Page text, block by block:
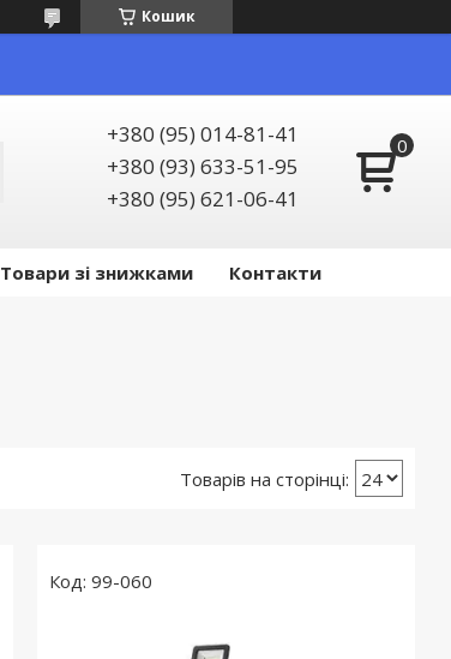
Кошик
+380 (95) 014-81-41
+380 (93) 633-51-95
+380 (95) 621-06-41
Товари зі знижками Контакти
99-060